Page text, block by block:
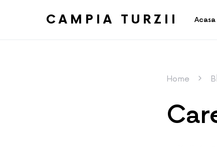
CAMPIA TURZII Acasa
Home